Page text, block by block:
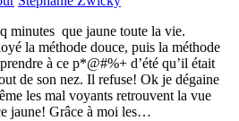
minutes que jaune toute la vie.
la méthode douce, puis la méthode
à ce p*@#%+ d’été qu’il était
de son nez. Il refuse! Ok je dégaine
les mal voyants retrouvent la vue
jaune! Grâce à moi les…